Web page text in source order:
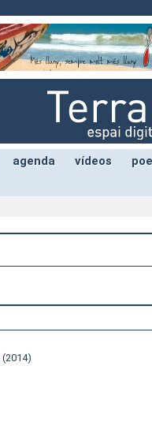
agenda vídeos
(2014)